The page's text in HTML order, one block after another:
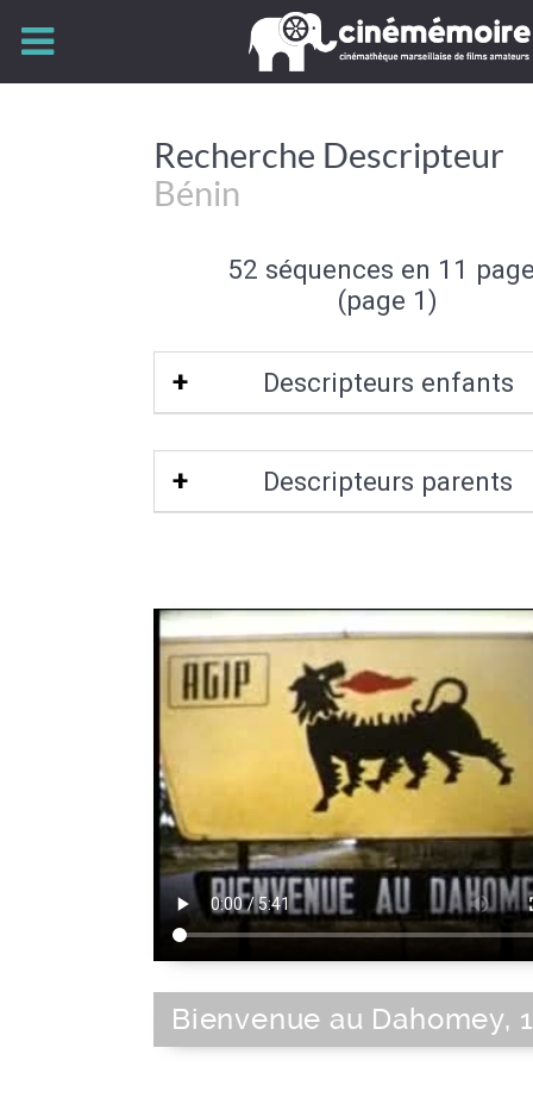
Recherche Descripteur
Bénin
52 séquences en 11
(page 1)
Descripteurs enfants
Cotonou|Ganvié
Descripteurs parents
française
Bienvenue au Dahomey,